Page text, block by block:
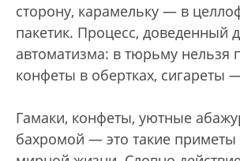
сторону, карамельку — в
пакетик. Процесс, доведенный
автоматизма: в тюрьму нельзя
конфеты в обертках, сигареты
Гамаки, конфеты, уютные
бахромой — это такие